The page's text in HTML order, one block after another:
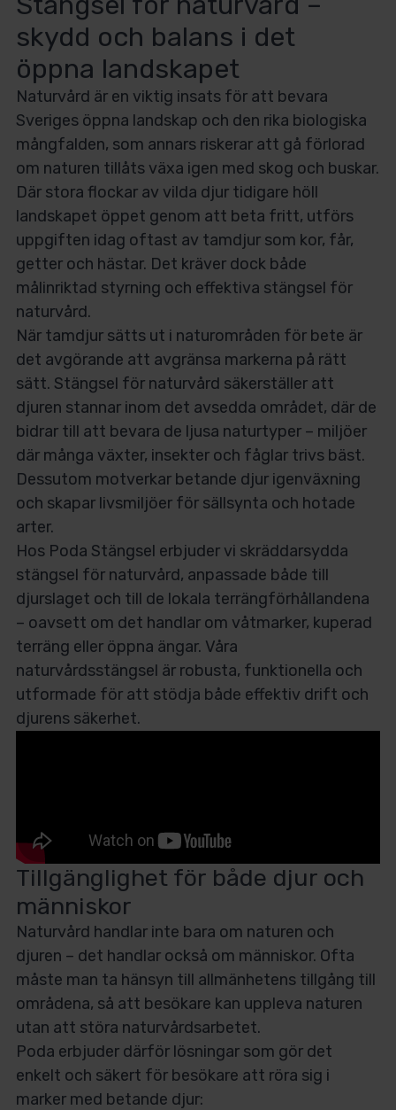
skydd och balans i det
öppna landskapet
Naturvård är en viktig insats för att bevara
Sveriges öppna landskap och den rika biologiska
mångfalden, som annars riskerar att gå förlorad
om naturen tillåts växa igen med skog och buskar.
Där stora flockar av vilda djur tidigare höll
landskapet öppet genom att beta fritt, utförs
uppgiften idag oftast av tamdjur som kor, får,
getter och hästar. Det kräver dock både
målinriktad styrning och effektiva stängsel för
naturvård.
När tamdjur sätts ut i naturområden för bete är
det avgörande att avgränsa markerna på rätt
sätt. Stängsel för naturvård säkerställer att
djuren stannar inom det avsedda området, där de
bidrar till att bevara de ljusa naturtyper – miljöer
där många växter, insekter och fåglar trivs bäst.
Dessutom motverkar betande djur igenväxning
och skapar livsmiljöer för sällsynta och hotade
arter.
Hos Poda Stängsel erbjuder vi skräddarsydda
stängsel för naturvård, anpassade både till
djurslaget och till de lokala terrängförhållandena
– oavsett om det handlar om våtmarker, kuperad
terräng eller öppna ängar. Våra
naturvårdsstängsel är robusta, funktionella och
utformade för att stödja både effektiv drift och
djurens säkerhet.
Tillgänglighet för både djur och
människor
Naturvård handlar inte bara om naturen och
djuren – det handlar också om människor. Ofta
måste man ta hänsyn till allmänhetens tillgång till
områdena, så att besökare kan uppleva naturen
utan att störa naturvårdsarbetet.
Poda erbjuder därför lösningar som gör det
enkelt och säkert för besökare att röra sig i
marker med betande djur: